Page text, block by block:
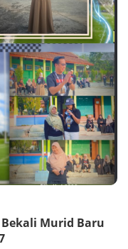
Bekali Murid Baru